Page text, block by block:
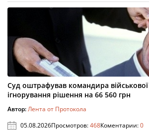
Суд оштрафував командира
ігнорування рішення на 66 560 грн
Автор:Лента от Протокола
05.08.2026Просмотров:468Коментарии:0